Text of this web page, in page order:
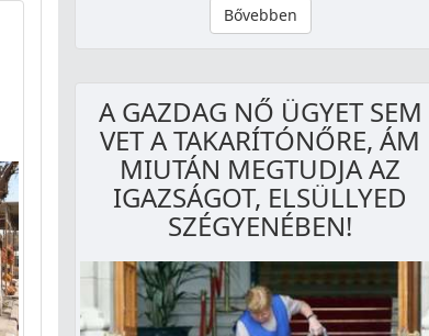
Bővebben
A GAZDAG NŐ ÜGYET SEM
VET A TAKARÍTÓNŐRE, ÁM
MIUTÁN MEGTUDJA AZ
IGAZSÁGOT, ELSÜLLYED
SZÉGYENÉBEN!